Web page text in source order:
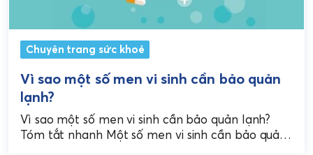
Chuyên trang sức khoẻ
Vì sao một số men vi sinh cần bảo quản
lạnh?
Vì sao một số men vi sinh cần bảo quản lạnh?
Tóm tắt nhanh Một số men vi sinh cần bảo quản